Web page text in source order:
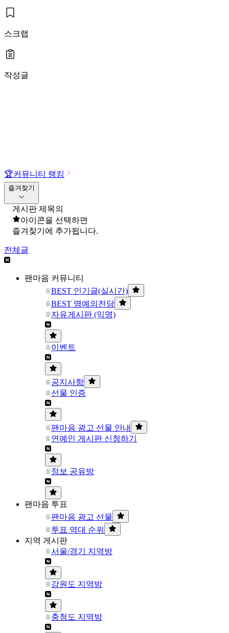
스크랩
작성글
🏆커뮤니티 랭킹
즐겨찾기
게시판 제목의
아이콘을 선택하면
즐겨찾기에 추가됩니다.
전체글
팬마음 커뮤니티
BEST 인기글(실시간)
BEST 명예의전당
자유게시판 (익명)
이벤트
공지사항
선물 인증
팬마음 광고 선물 안내
연예인 게시판 신청하기
정보 공유방
팬마음 투표
팬마음 광고 선물
투표 역대 순위
지역 게시판
서울/경기 지역방
강원도 지역방
충청도 지역방